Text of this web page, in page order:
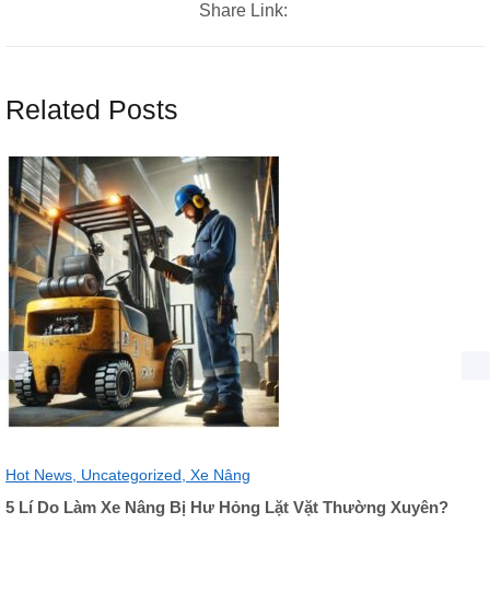
Share Link:
Related Posts
Hot News, Uncategorized, Xe Nâng
5 Lí Do Làm Xe Nâng Bị Hư Hỏng Lặt Vặt Thường Xuyên?